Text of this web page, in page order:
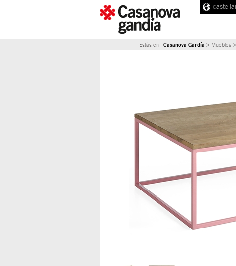
Estás en : Casanova Gandía > Muebles >